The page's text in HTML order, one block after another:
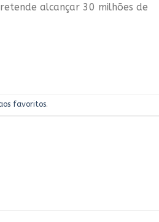
alcançar 30 milhões de
favoritos.